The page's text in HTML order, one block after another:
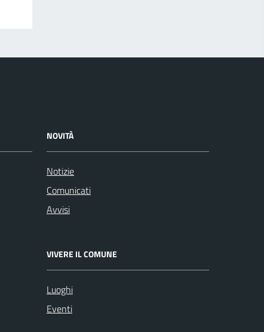
NOVITÀ
Notizie
Comunicati
Avvisi
VIVERE IL COMUNE
Luoghi
Eventi